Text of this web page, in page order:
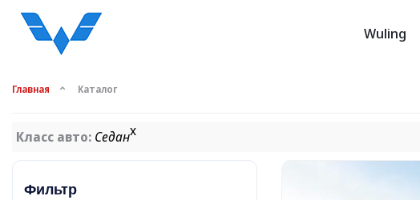
Wuling
Главная Каталог
Класс авто: Седанx
Фильтр